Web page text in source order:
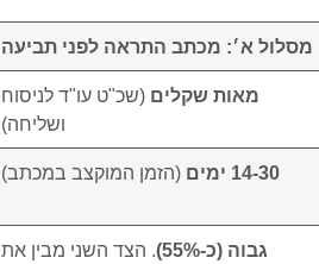
מסלול א׳: מכתב התראה לפני תביעה
מאות שקלים (שכ"ט עו"ד לניסוח
ושליחה)
14-30 ימים (הזמן המוקצב במכתב)
גבוה (כ-55%)
. הצד השני מבין את